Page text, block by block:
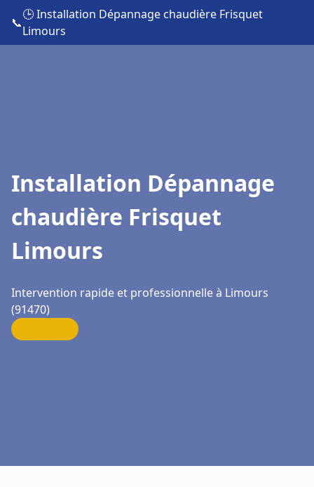
📞
🕒 Installation Dépannage chaudière Frisquet
Limours
Installation Dépannage
chaudière Frisquet
Limours
Intervention rapide et professionnelle à Limours
(91470)